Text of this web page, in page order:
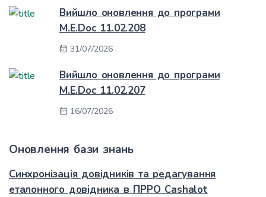
Вийшло оновлення до програми
M.E.Doc 11.02.208
31/07/2026
Вийшло оновлення до програми
M.E.Doc 11.02.207
16/07/2026
Оновлення бази знань
Синхронізація довідників та редагування
еталонного довідника в ПРРО Cashalot